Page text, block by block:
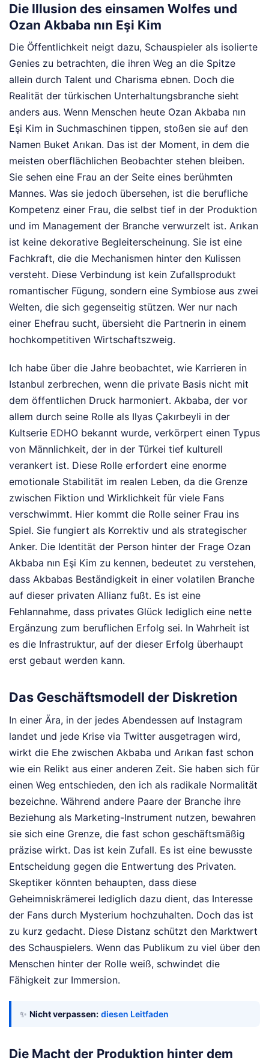
Die Illusion des einsamen Wolfes und
Ozan Akbaba nın Eşi Kim
Die Öffentlichkeit neigt dazu, Schauspieler als isolierte
Genies zu betrachten, die ihren Weg an die Spitze
allein durch Talent und Charisma ebnen. Doch die
Realität der türkischen Unterhaltungsbranche sieht
anders aus. Wenn Menschen heute Ozan Akbaba nın
Eşi Kim in Suchmaschinen tippen, stoßen sie auf den
Namen Buket Arıkan. Das ist der Moment, in dem die
meisten oberflächlichen Beobachter stehen bleiben.
Sie sehen eine Frau an der Seite eines berühmten
Mannes. Was sie jedoch übersehen, ist die berufliche
Kompetenz einer Frau, die selbst tief in der Produktion
und im Management der Branche verwurzelt ist. Arıkan
ist keine dekorative Begleiterscheinung. Sie ist eine
Fachkraft, die die Mechanismen hinter den Kulissen
versteht. Diese Verbindung ist kein Zufallsprodukt
romantischer Fügung, sondern eine Symbiose aus zwei
Welten, die sich gegenseitig stützen. Wer nur nach
einer Ehefrau sucht, übersieht die Partnerin in einem
hochkompetitiven Wirtschaftszweig.
Ich habe über die Jahre beobachtet, wie Karrieren in
Istanbul zerbrechen, wenn die private Basis nicht mit
dem öffentlichen Druck harmoniert. Akbaba, der vor
allem durch seine Rolle als Ilyas Çakırbeyli in der
Kultserie EDHO bekannt wurde, verkörpert einen Typus
von Männlichkeit, der in der Türkei tief kulturell
verankert ist. Diese Rolle erfordert eine enorme
emotionale Stabilität im realen Leben, da die Grenze
zwischen Fiktion und Wirklichkeit für viele Fans
verschwimmt. Hier kommt die Rolle seiner Frau ins
Spiel. Sie fungiert als Korrektiv und als strategischer
Anker. Die Identität der Person hinter der Frage Ozan
Akbaba nın Eşi Kim zu kennen, bedeutet zu verstehen,
dass Akbabas Beständigkeit in einer volatilen Branche
auf dieser privaten Allianz fußt. Es ist eine
Fehlannahme, dass privates Glück lediglich eine nette
Ergänzung zum beruflichen Erfolg sei. In Wahrheit ist
es die Infrastruktur, auf der dieser Erfolg überhaupt
erst gebaut werden kann.
Das Geschäftsmodell der Diskretion
In einer Ära, in der jedes Abendessen auf Instagram
landet und jede Krise via Twitter ausgetragen wird,
wirkt die Ehe zwischen Akbaba und Arıkan fast schon
wie ein Relikt aus einer anderen Zeit. Sie haben sich für
einen Weg entschieden, den ich als radikale Normalität
bezeichne. Während andere Paare der Branche ihre
Beziehung als Marketing-Instrument nutzen, bewahren
sie sich eine Grenze, die fast schon geschäftsmäßig
präzise wirkt. Das ist kein Zufall. Es ist eine bewusste
Entscheidung gegen die Entwertung des Privaten.
Skeptiker könnten behaupten, dass diese
Geheimniskrämerei lediglich dazu dient, das Interesse
der Fans durch Mysterium hochzuhalten. Doch das ist
zu kurz gedacht. Diese Distanz schützt den Marktwert
des Schauspielers. Wenn das Publikum zu viel über den
Menschen hinter der Rolle weiß, schwindet die
Fähigkeit zur Immersion.
✨ Nicht verpassen: diesen Leitfaden
Die Macht der Produktion hinter dem